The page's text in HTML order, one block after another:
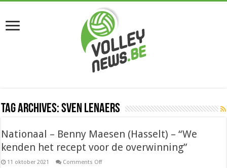
Tag Archives:Sven Lenaers
Nationaal – Benny Maesen (Hasselt) – “We
kenden het recept voor de overwinning”
11 oktober 2021 Comments Offon